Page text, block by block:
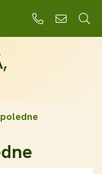
+420 311